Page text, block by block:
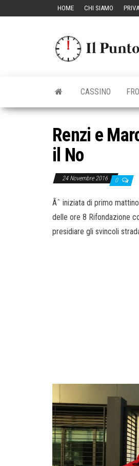
HOME CHI SIAMO
CASSINO
Renzi e
il No
24 Novembre 2016 0
Ãˆ iniziata di primo
delle ore 8 Rifondazione
presidiare gli svincoli